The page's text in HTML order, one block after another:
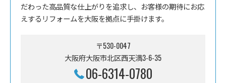
だわった高品質な仕上がりを追求し、お客様の期待にお応
えするリフォームを大阪を拠点に手掛けます。
〒530-0047
大阪府大阪市北区西天満3-6-35
06-6314-0780